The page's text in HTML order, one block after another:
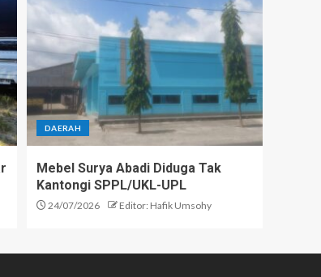
DAERAH
Mebel Surya Abadi Diduga Tak
Kantongi SPPL/UKL-UPL
24/07/2026 Editor: Hafik Umsohy